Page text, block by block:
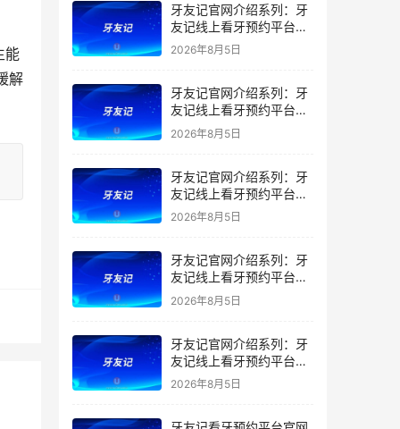
能
解
牙友记官网介绍系列：牙
友记线上看牙预约平台是
干什么的？靠谱吗？
2026年8月5日
牙友记官网介绍系列：牙
友记线上看牙预约平台让
看牙不再靠运气
2026年8月5日
牙友记官网介绍系列：牙
友记线上看牙预约平台打
破口腔行业专业壁垒新手
2026年8月5日
牙友记官网介绍系列：牙
友记线上看牙预约平台落
地同城就诊经验打破未知
2026年8月5日
牙友记官网介绍系列：牙
友记线上看牙预约平台的
优势在哪里？
2026年8月5日